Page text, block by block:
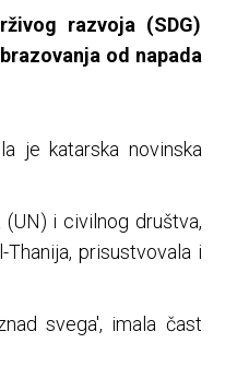
razvoja (SDG)
od napada
je katarska novinska
(UN) i civilnog društva,
prisustvovala i
svega', imala čast